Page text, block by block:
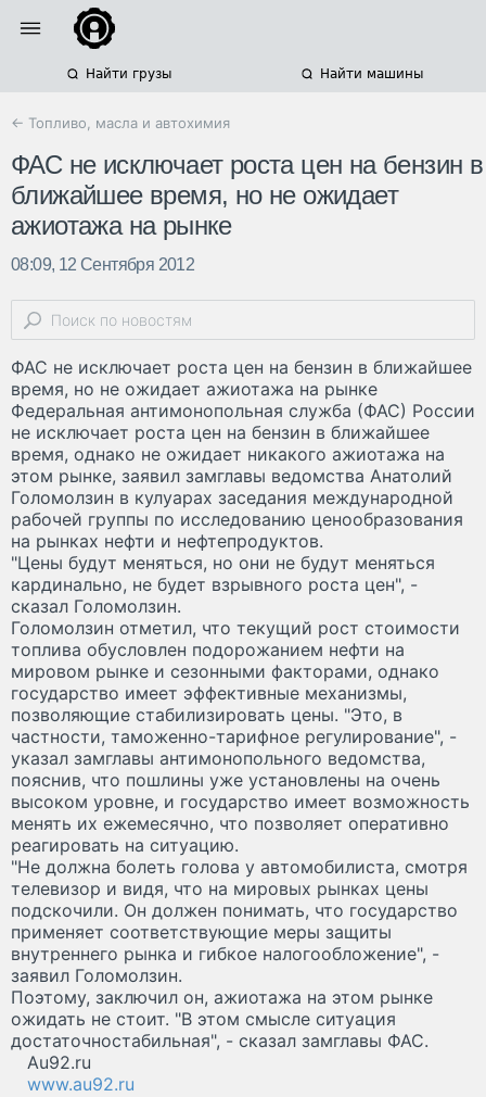
Найти грузы Найти машины
← Топливо, масла и автохимия
ФАС не исключает роста цен на бензин в
ближайшее время, но не ожидает
ажиотажа на рынке
08:09, 12 Сентября 2012
ФАС не исключает роста цен на бензин в ближайшее
время, но не ожидает ажиотажа на рынке
Федеральная антимонопольная служба (ФАС) России
не исключает роста цен на бензин в ближайшее
время, однако не ожидает никакого ажиотажа на
этом рынке, заявил замглавы ведомства Анатолий
Голомолзин в кулуарах заседания международной
рабочей группы по исследованию ценообразования
на рынках нефти и нефтепродуктов.
"Цены будут меняться, но они не будут меняться
кардинально, не будет взрывного роста цен", -
сказал Голомолзин.
Голомолзин отметил, что текущий рост стоимости
топлива обусловлен подорожанием нефти на
мировом рынке и сезонными факторами, однако
государство имеет эффективные механизмы,
позволяющие стабилизировать цены. "Это, в
частности, таможенно-тарифное регулирование", -
указал замглавы антимонопольного ведомства,
пояснив, что пошлины уже установлены на очень
высоком уровне, и государство имеет возможность
менять их ежемесячно, что позволяет оперативно
реагировать на ситуацию.
"Не должна болеть голова у автомобилиста, смотря
телевизор и видя, что на мировых рынках цены
подскочили. Он должен понимать, что государство
применяет соответствующие меры защиты
внутреннего рынка и гибкое налогообложение", -
заявил Голомолзин.
Поэтому, заключил он, ажиотажа на этом рынке
ожидать не стоит. "В этом смысле ситуация
достаточностабильная", - сказал замглавы ФАС.
Au92.ru
www.au92.ru